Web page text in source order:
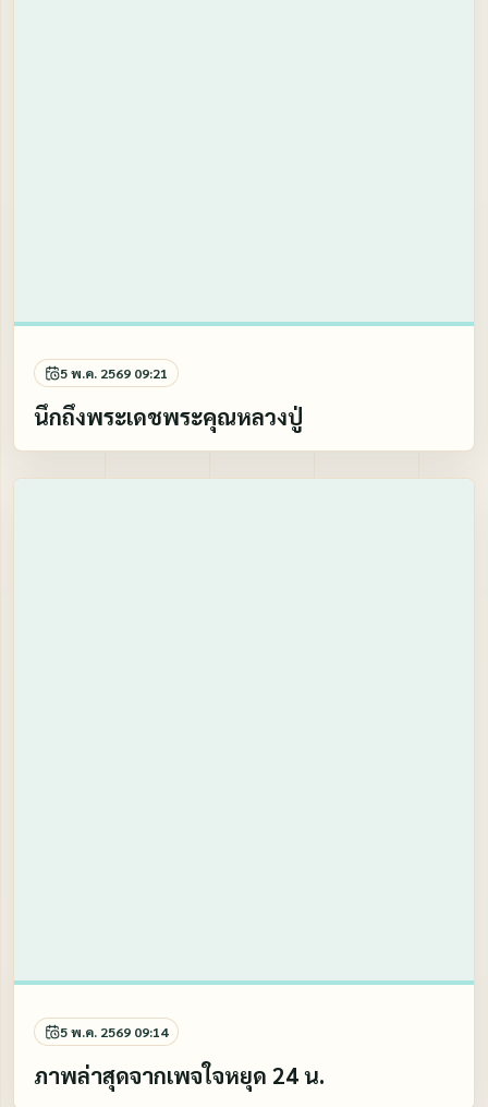
5 พ.ค. 2569 09:21
นึกถึงพระเดชพระคุณหลวงปู่
5 พ.ค. 2569 09:14
ภาพล่าสุดจากเพจใจหยุด 24 น.